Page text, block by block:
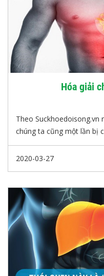
Hóa giải
Theo Suckhoedoisong.vn
chúng ta cũng một lần bị
2020-03-27